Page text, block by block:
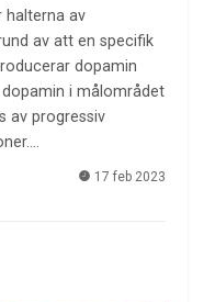
halterna av
av att en specifik
dopamin
i målområdet
av progressiv
17 feb 2023